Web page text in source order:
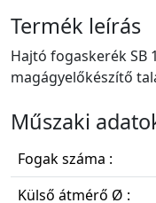
Termék leírás
Hajtó fogaskerék SB
magágyelőkészítő
Műszaki
Fogak száma :
Külső átmérő Ø :